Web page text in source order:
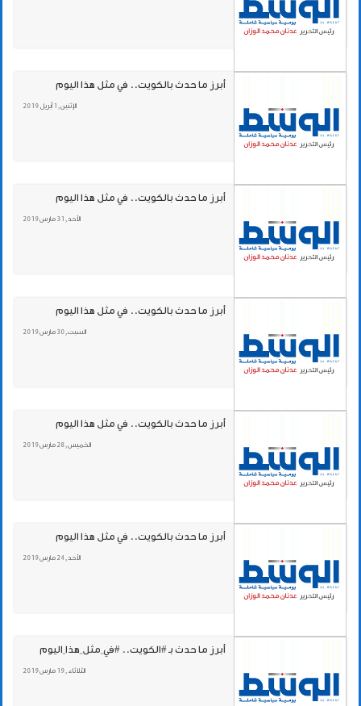
أبرز ما حدث بالكويت.. في مثل هذا اليوم
الإثنين , 1 أبريل 2019
أبرز ما حدث بالكويت.. في مثل هذا اليوم
الأحد , 31 مارس 2019
أبرز ما حدث بالكويت.. في مثل هذا اليوم
السبت , 30 مارس 2019
أبرز ما حدث بالكويت.. في مثل هذا اليوم
الخميس , 28 مارس 2019
أبرز ما حدث بالكويت.. في مثل هذا اليوم
الأحد , 24 مارس 2019
أبرز ما حدث بـ #الكويت.. #في_مثل_هذا_اليوم
الثلاثاء , 19 مارس 2019